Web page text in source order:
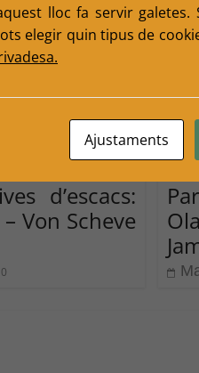
d’escacs:
Von Scheve
0
lloc fa servir galetes.
elegir quin tipus de
Ajustaments